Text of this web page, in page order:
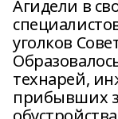
Агидели в
уголков
технарей,
прибывших